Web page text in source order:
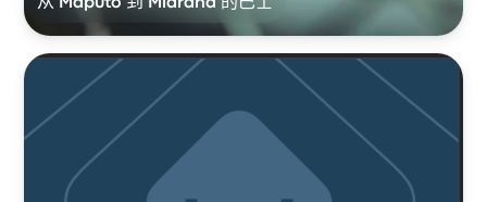
从 Maputo 到 Midrand 的巴士